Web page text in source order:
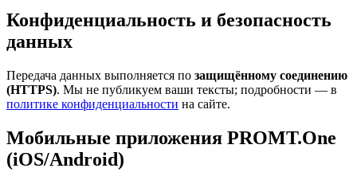
Конфиденциальность и безопасность
данных
Передача данных выполняется по защищённому соединению
(HTTPS). Мы не публикуем ваши тексты; подробности — в
политике конфиденциальности на сайте.
Мобильные приложения PROMT.One
(iOS/Android)